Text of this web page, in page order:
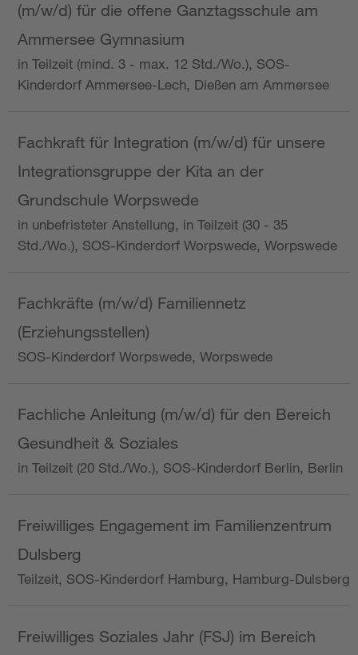
(m/w/d) für die offene Ganztagsschule am
Ammersee Gymnasium
in Teilzeit (mind. 3 - max. 12 Std./Wo.), SOS-
Kinderdorf Ammersee-Lech, Dießen am Ammersee
Fachkraft für Integration (m/w/d) für unsere
Integrationsgruppe der Kita an der
Grundschule Worpswede
in unbefristeter Anstellung, in Teilzeit (30 - 35
Std./Wo.), SOS-Kinderdorf Worpswede, Worpswede
Fachkräfte (m/w/d) Familiennetz
(Erziehungsstellen)
SOS-Kinderdorf Worpswede, Worpswede
Fachliche Anleitung (m/w/d) für den Bereich
Gesundheit & Soziales
in Teilzeit (20 Std./Wo.), SOS-Kinderdorf Berlin, Berlin
Freiwilliges Engagement im Familienzentrum
Dulsberg
Teilzeit, SOS-Kinderdorf Hamburg, Hamburg-Dulsberg
Freiwilliges Soziales Jahr (FSJ) im Bereich